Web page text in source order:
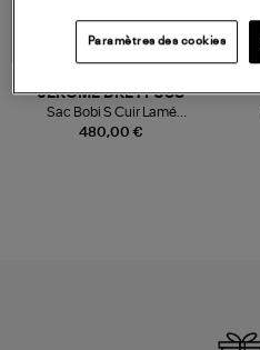
480,00 €
JEROME DREYFUSS
Sac Bobi S Cuir Lamé
Champagne
Paramètres des cookies